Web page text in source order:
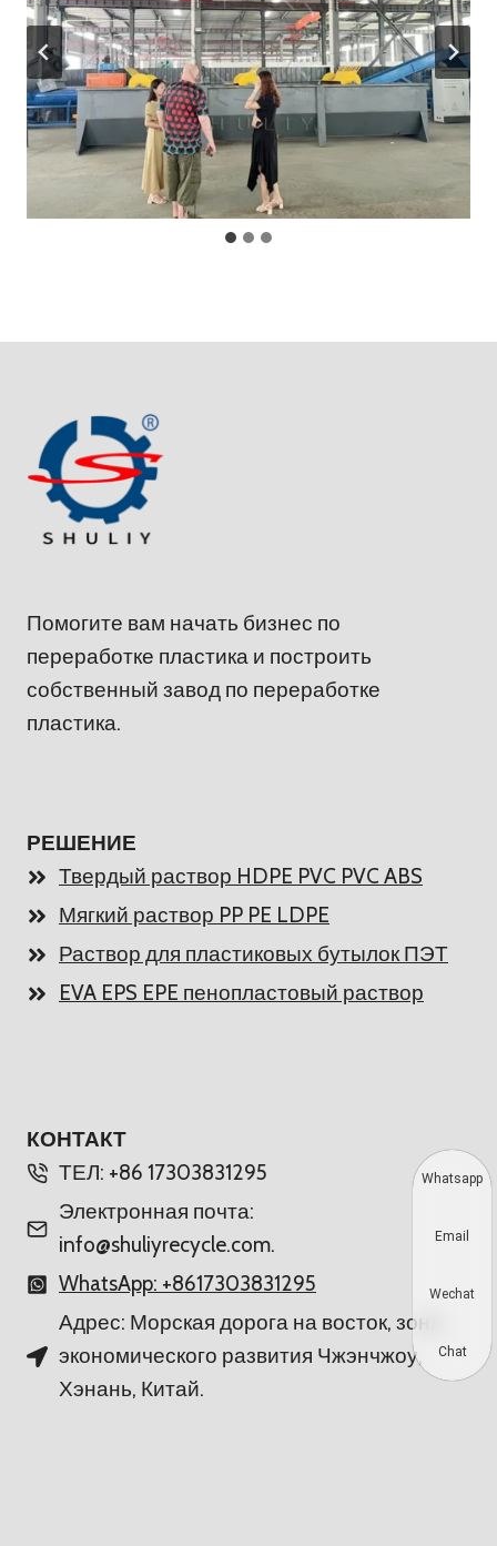
Помогите вам начать бизнес по
переработке пластика и построить
собственный завод по переработке
пластика.
РЕШЕНИЕ
Твердый раствор HDPE PVC PVC ABS
Мягкий раствор PP PE LDPE
Раствор для пластиковых бутылок ПЭТ
EVA EPS EPE пенопластовый раствор
КОНТАКТ
ТЕЛ: +86 17303831295
Электронная почта:
info@shuliyrecycle.com.
WhatsApp: +8617303831295
Адрес: Морская дорога на восток, зона
экономического развития Чжэнчжоу,
Хэнань, Китай.
Whatsapp
Email
Wechat
Chat